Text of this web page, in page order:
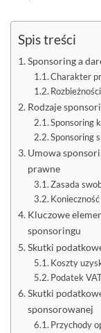
Spis treści
Sponsoring a
Charakter
Rodzaje
Sponsoring
Sponsoring
Umowa
prawne
Zasada
Kluczowe
sponsoringu
Skutki
Koszty
Podatek
Skutki
sponsorowanej
Przychody